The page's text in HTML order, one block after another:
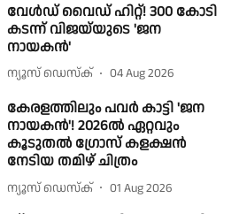
വേൾഡ് വൈഡ് ഹിറ്റ്! 300 കോടി
കടന്ന് വിജയ്‌യുടെ 'ജന
നായകൻ'
ന്യൂസ് ഡെസ്ക് 04 Aug 2026
കേരളത്തിലും പവർ കാട്ടി 'ജന
നായകൻ'! 2026ൽ ഏറ്റവും
കൂടുതൽ ഗ്രോസ് കളക്ഷൻ
നേടിയ തമിഴ് ചിത്രം
ന്യൂസ് ഡെസ്ക് 01 Aug 2026